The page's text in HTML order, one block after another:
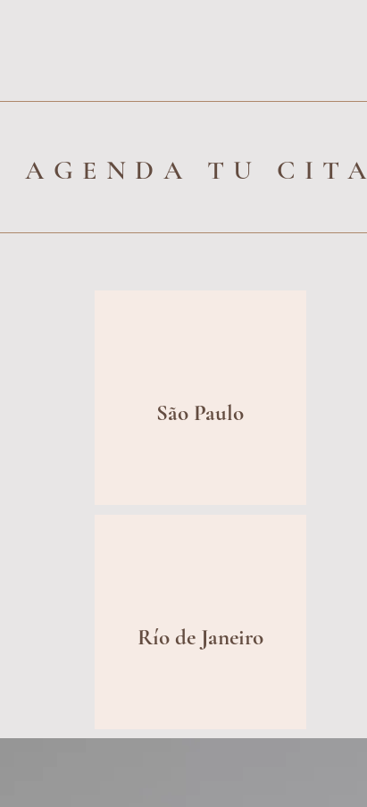
AGENDA TU CITA
São Paulo
Río de Janeiro